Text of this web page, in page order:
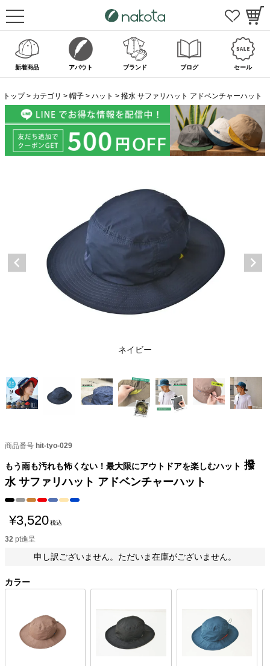
新着商品 アバウト ブランド ブログ セール
トップ カテゴリ 帽子 ハット 撥水 サファリハット アドベンチャーハット
ネイビー
商品番号 hit-tyo-029
もう雨も汚れも怖くない！最大限にアウトドアを楽しむハット 撥
水 サファリハット アドベンチャーハット
¥3,520税込
32 pt進呈
申し訳ございません。ただいま在庫がございません。
カラー